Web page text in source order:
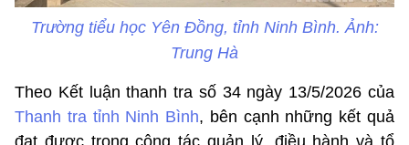
Trường tiểu học Yên Đồng, tỉnh Ninh Bình. Ảnh:
Trung Hà
Theo Kết luận thanh tra số 34 ngày 13/5/2026 của
Thanh tra tỉnh Ninh Bình, bên cạnh những kết quả
đạt được trong công tác quản lý, điều hành và tổ